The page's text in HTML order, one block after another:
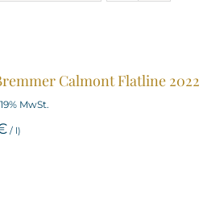
Calmont Flatline 2022
MwSt.
/ l)